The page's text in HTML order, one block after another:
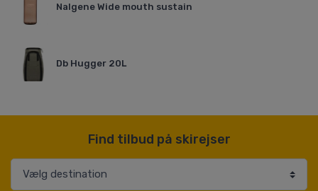
Nalgene Wide mouth sustain
Db Hugger 20L
Find tilbud på skirejser